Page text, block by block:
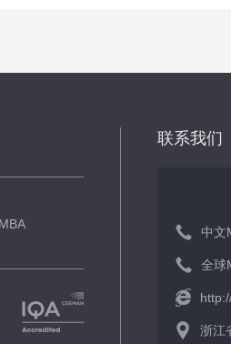
联系我们
中文
全球
浙江